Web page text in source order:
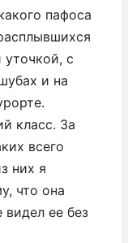
пафоса
уточкой, с
и на
класс. За
всего
них я
что она
ее без